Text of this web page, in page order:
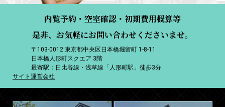
内覧予約・空室確認・初期費用概算等
是非、お気軽にお問い合わせくださいませ。
〒103-0012 東京都中央区日本橋堀留町 1-8-11
日本橋人形町スクエア 3階
最寄駅：日比谷線・浅草線「人形町駅」徒歩3分
サイト運営会社